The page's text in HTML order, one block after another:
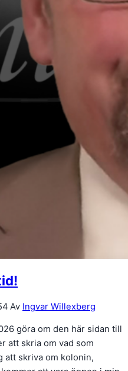
Av Ingvar Willexberg
göra om den här sidan till
att skria om vad som
att skriva om kolonin,